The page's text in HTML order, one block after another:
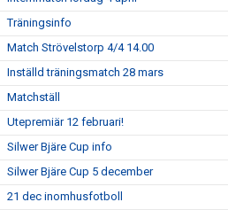
Träningsinfo
Match Strövelstorp 4/4 14.00
Inställd träningsmatch 28 mars
Matchställ
Utepremiär 12 februari!
Silwer Bjäre Cup info
Silwer Bjäre Cup 5 december
21 dec inomhusfotboll